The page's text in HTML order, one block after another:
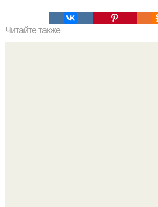
Читайте также